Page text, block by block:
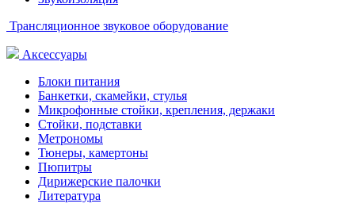
Трансляционное звуковое оборудование
Аксессуары
Блоки питания
Банкетки, скамейки, стулья
Микрофонные стойки, крепления, держаки
Стойки, подставки
Метрономы
Тюнеры, камертоны
Пюпитры
Дирижерские палочки
Литература